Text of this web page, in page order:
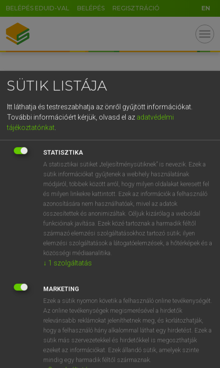
BELÉPÉS EDUID-VAL BELÉPÉS REGISZTRÁCIÓ EN
menu
OOOOPS!
SZOTAR.NET APPLIKÁCIÓ
MICROSOFT OFFICE BŐVÍTMÉNY
BEÉPÜLŐ SZÓTÁRMODUL
SÜTIK LISTÁJA
Itt láthatja és testreszabhatja az önről gyűjtött információkat.
További információért kérjük, olvasd el az adatvédelmi
tájékoztatónkat
STATISZTIKA
A statisztikai sütiket „teljesítménysütiknek” is nevezik. Ezek a
sütik információkat gyűjtenek a webhely használatának
módjáról, többek között arról, hogy milyen oldalakat keresett fel
és milyen linkekre kattintott. Ezek az információk a felhasználó
azonosítására nem használhatóak, mivel az adatok
összesítettek és anonimizáltak. Céljuk kizárólag a weboldal
funkcióinak javítása. Ezek közé tartoznak a harmadik féltől
származó elemzési szolgáltatásokhoz tartozó sütik; ilyen
elemzési szolgáltatások a látogatóelemzések, a hőtérképek és a
közösségi médiaanalitika.
↓ 1 szolgáltatás
MARKETING
Ezek a sütik nyomon követik a felhasználó online tevékenységét.
Az online tevékenységek megismerésével a hirdetők
relevánsabb reklámokat jeleníthetnek meg, és korlátozhatják,
hogy a felhasználó hány alkalommal láthat egy hirdetést. Ezek a
sütik más szervezetekkel és hirdetőkkel is megoszthatják
ezeket az információkat. Ezek állandó sütik, amelyek szinte
mindig egy harmadik féltől származnak.
GR
5
g h k l
v b n m , . - AltGr